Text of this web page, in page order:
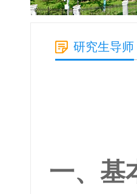
研究生导师
一、基